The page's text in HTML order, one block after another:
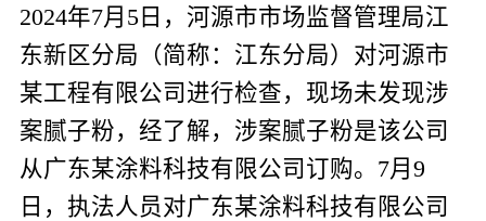
2024年7月 5日，河源市市场监督管理局江
东新区分局（简称：江东分局）对河源市
某工程有限公司进行检查，现场未发现涉
案腻子粉，经了解，涉案腻子粉是该公司
从广东某涂料科技有限公司订购。 7月 9
日，执法人员对广东某涂料科技有限公司